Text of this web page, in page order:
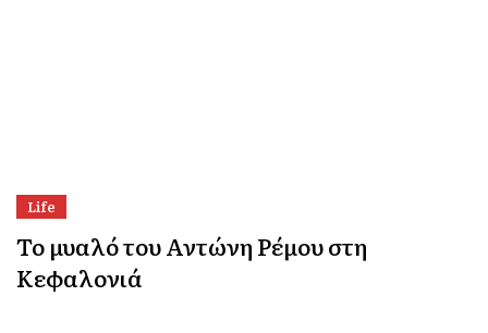
Life
Το μυαλό του Αντώνη Ρέμου στη
Κεφαλονιά